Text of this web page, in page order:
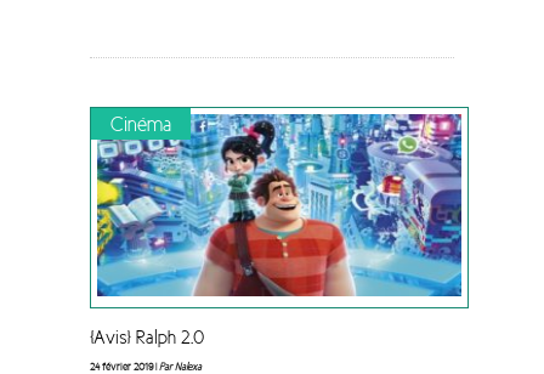
Cinéma
[Avis] Ralph 2.0
24 février 2019 |Par Nalexa